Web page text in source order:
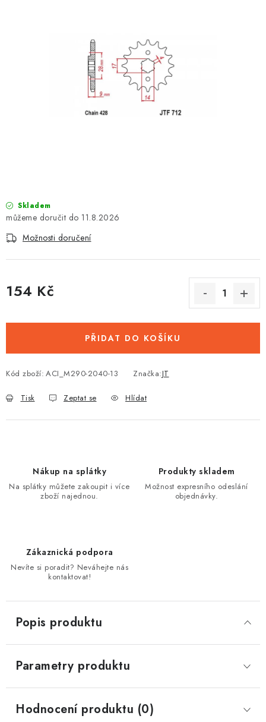
NÁPLNĚ A KAPALINY
Skladem
11.8.2026
Možnosti doručení
154 Kč
PŘIDAT DO KOŠÍKU
Kód zboží: ACI_M290-2040-13 Značka:JT
Tisk Zeptat se Hlídat
Nákup na splátky
Na splátky můžete zakoupit i více
zboží najednou.
Produkty skladem
Možnost expresního odeslání
objednávky.
Zákaznická podpora
Nevíte si poradit? Neváhejte nás
kontaktovat!
Popis produktu
Parametry produktu
Hodnocení produktu (0)